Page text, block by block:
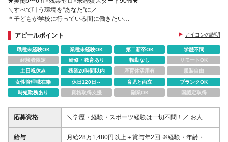
＼すべて叶う環境を“あなた”に／
＊子どもが学校に行っている間に働きたい
★ゴルフの知識０でも問題なし
※ママスタッフ70%活躍中
アピールポイント アイコンの説明
職種未経験OK 業種未経験OK 第二新卒OK
学歴不問
経験者限定
研修・教育あり 転勤なし
リモートOK
土日祝休み
残業20時間以内 産育休活用有
服装自由
女性管理職在籍
休日120日～ 育児と両立
ブランクOK
時短勤務あり
資格取得支援 副業OK 国認定取得
応募資格
＼学歴・経験・スポーツ経験は一切不問！／ お人柄
を重視した【完全ポテンシャル採用】を行います☆
◆◇ 必須条件はこれだけ！ ◇◆ ◎相手の立場に立っ
給与
月給28万1,480円以上＋賞与年2回 ※経験・年齢・能